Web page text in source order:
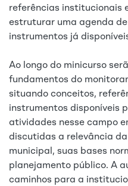
referências institucionais
estruturar uma agenda
instrumentos já
Ao longo do minicurso
fundamentos do
situando conceitos,
instrumentos disponíveis
atividades nesse campo
discutidas a relevância
municipal, suas bases
planejamento público. A
caminhos para a